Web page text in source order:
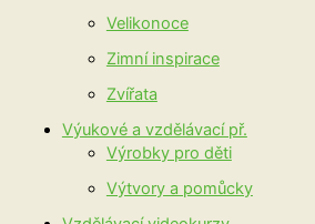
Velikonoce
Zimní inspirace
Zvířata
Výukové a vzdělávací př.
Výrobky pro děti
Výtvory a pomůcky